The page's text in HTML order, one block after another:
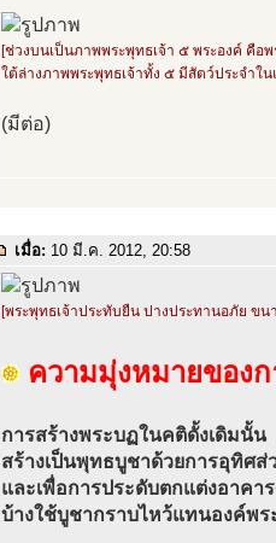
[ช่วงบนเป็นภาพพระพุทธเจ้า ๕ พระองค์ คือ
ใต้ล่างภาพพระพุทธเจ้าทั้ง ๕ มีสัตว์ประจำใ
(มีต่อ)
เมื่อ: 10 มี.ค. 2012, 20:58
[พระพุทธเจ้าประทับยืน ปางประทานอภัย ข
ความมุ่งหมายของก
การสร้างพระบฏในคติดั้งเดิมนั้น
สร้างเป็นพุทธบูชาด้วยการอุทิศ
และเพื่อการประดับตกแต่งอาคา
บ้างใช้บูชากราบไหว้แทนองค์พร